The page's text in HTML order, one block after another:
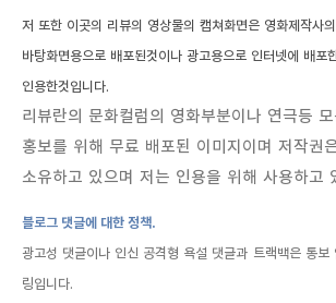
저 또한 이곳의 리뷰의 영상물의 캡쳐화면은 영화제작사
바탕화면용으로 배포된것이나 광고용으로 인터넷에 배포
인용한것입니다.
리뷰란의 문화컬럼의 영화부분이나 연극등
홍보를 위해 무료 배포된 이미지이며 저작권
소유하고 있으며 저는 인용을 위해 사용하고
블로그 댓글에 대한 정책.
광고성 댓글이나 인신 공격형 욕설 댓글과 트랙백은 통보
링입니다.